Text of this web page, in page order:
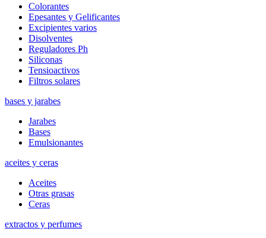
Colorantes
Epesantes y Gelificantes
Excipientes varios
Disolventes
Reguladores Ph
Siliconas
Tensioactivos
Filtros solares
bases y jarabes
Jarabes
Bases
Emulsionantes
aceites y ceras
Aceites
Otras grasas
Ceras
extractos y perfumes